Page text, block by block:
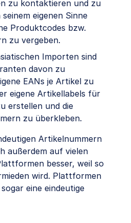
zu kontaktieren und zu
eigenen Sinne
Produktcodes bzw.
zu vergeben.
Importen sind
davon zu
EANs je Artikel zu
eigene Artikellabels für
erstellen und die
zu überkleben.
Artikelnummern
außerdem auf vielen
besser, weil so
wird. Plattformen
eine eindeutige